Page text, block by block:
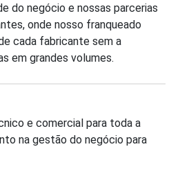
do negócio e nossas parcerias
onde nosso franqueado
cada fabricante sem a
em grandes volumes.
e comercial para toda a
na gestão do negócio para